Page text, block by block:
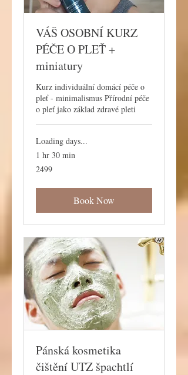
VÁŠ OSOBNÍ KURZ
PÉČE O PLEŤ +
miniatury
Kurz individuální domácí péče o
pleť - minimalismus Přírodní péče
o pleť jako základ zdravé pleti
Loading days...
1 hr 30 min
2499
2499
Book Now
Pánská kosmetika
čištění UTZ špachtlí